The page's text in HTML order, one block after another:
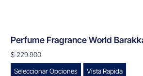
Perfume Fragrance World
$ 229.900
Seleccionar Opciones
Vista Rapida